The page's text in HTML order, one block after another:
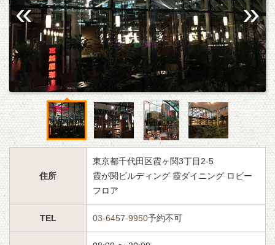
住所
東京都千代田区霞ヶ関3丁目2-5
霞が関ビルディング 霞ダイニング ロビー
フロア
TEL 03-6457-9950予約不可